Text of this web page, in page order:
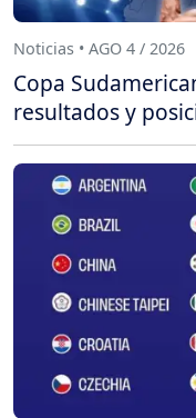
Noticias • AGO 4 / 2026
Copa
resultados y